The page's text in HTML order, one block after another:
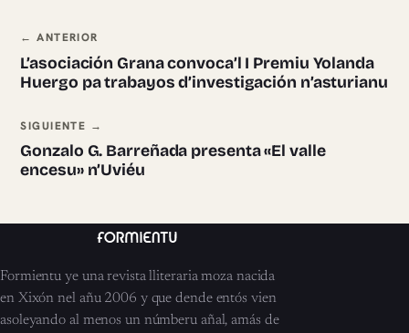
Navegación ente pieces
← ANTERIOR
L’asociación Grana convoca’l I Premiu Yolanda
Huergo pa trabayos d’investigación n’asturianu
SIGUIENTE →
Gonzalo G. Barreñada presenta «El valle
encesu» n’Uviéu
Formientu ye una revista lliteraria moza nacida
en Xixón nel añu 2006 y que dende entós vien
asoleyando al menos un númberu añal, amás de